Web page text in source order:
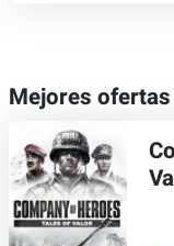
Mejores ofertas